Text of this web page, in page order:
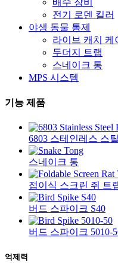
전기 로덴 킬러
야생 동물 통제
라이브 캐치 케
두더지 트랩
스네이크 통
MPS 시스템
기능 제품
6803 스테인레스 스
스네이크 통
접이식 스크린 쥐 트
버드 스파이크 S40
버드 스파이크 5010-
억제력